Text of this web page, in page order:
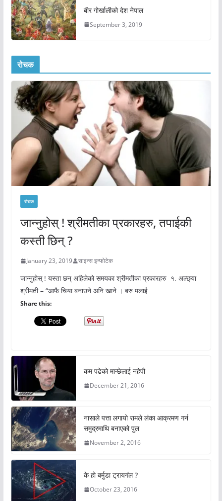
बीर गोर्खालीको देश नेपाल
September 3, 2019
रोचक
रोचक
जान्नुहोस् ! श्रीमतीका प्रकारहरु, तपाईकी
कस्ती छिन् ?
January 23, 2019 साइन्स इन्फोटेक
जान्नुहोस् ! यस्ता छन् अहिलेको समयका श्रीमतीका प्रकारहरु १. अल्छ्या
श्रीमती – “आफै चिया बनाउने अनि खाने । बरु मलाई
Share this:
कम पढेको मान्छेलाई नहेपौ
December 21, 2016
नासाले पत्ता लगायो रामले लंका आक्रमण गर्न
समुद्रमाथि बनाएको पुल
November 2, 2016
के हो बर्मुडा ट्रायगंल ?
October 23, 2016